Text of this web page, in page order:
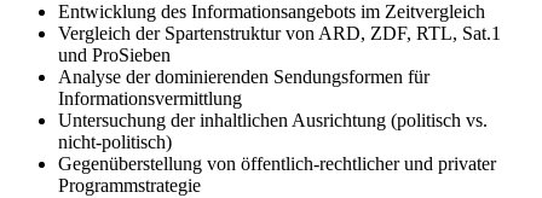
Entwicklung des Informationsangebots im Zeitvergleich
Vergleich der Spartenstruktur von ARD, ZDF, RTL, Sat.1
und ProSieben
Analyse der dominierenden Sendungsformen für
Informationsvermittlung
Untersuchung der inhaltlichen Ausrichtung (politisch vs.
nicht-politisch)
Gegenüberstellung von öffentlich-rechtlicher und privater
Programmstrategie